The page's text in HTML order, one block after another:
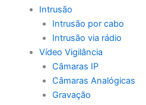
Intrusão
Intrusão por cabo
Intrusão via rádio
Vídeo Vigilância
Câmaras IP
Câmaras Analógicas
Gravação